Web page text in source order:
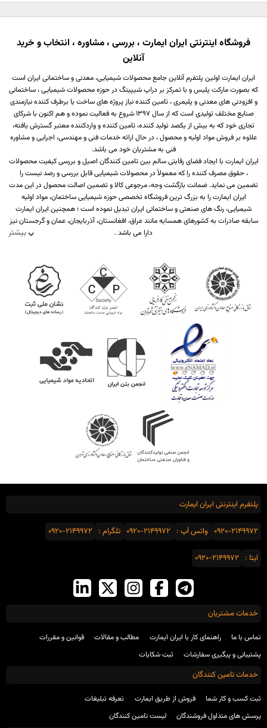
فروشگاه اینترنتی ایران ایمارت ، بررسی ، مشاوره ، انتخاب و خرید
آنلاین
بیشتر
ایران ایمارت اولین پلتفرم آنلاین جامع محصولات شیمیایی، معدنی و ساختمانی ایران است
که بصورت مارکت پلیس و با تمرکز بر دراپ شیپینگ در حوزه محصولات شیمیایی ، ساختمانی
و افزودنی های معدنی و پلیمری ، تامین کننده نیاز پروژه های ساخت یا برطرف کننده نیازمندی
صنایع مختلف تولیدی است که از سال 1397 شروع به فعالیت نموده و هم اکنون با شرکای
تجاری خود که به بیش از یکصد تولید کننده، تامین کننده و واردکننده معتبر گسترش یافته،
علاوه بر فروش مواد اولیه و محصول ، در حال ارائه خدمات فنی و مهندسی، اجرایی و مشاوره
فنی به مشتریان خود می باشد.
ایران ایمارت با ایجاد فضای رقابتی سالم بین تامین کنندگان اصیل و بررسی کیفیت محصولات
، حقوق مصرف کننده را که معمولاً در محصولات شیمیایی قابل بررسی و رصد نیست را
تضمین می نماید. ضمانت بازگشت وجه، مرجوعی کالا و تضمین اصالت محصول در این مدت
ایران ایمارت را به بزرگ ترین فروشگاه تخصصی حوزه شیمیایی ساختمان، مواد اولیه
شیمیایی، رنگ های صنعتی و ساختمانی ایران تبدیل نموده است ؛ همچنین ایران ایمارت
سابقه صادرات به کشورهای همسایه مانند عراق، افغانستان، آذربایجان، عمان و گرجستان نیز
دارا می باشد .
پلتفرم اینترنتی ایران ایمارت
0920-2149972 واتس اَپ : 0920-2149972 تلگرام : 0920-2149972
ایتا : 0920-2149972
خدمات مشتریان
تماس با ما راهنمای کار با ایران ایمارت مطالب و مقالات
قوانین و مقررات
پشتیبانی و پیگیری سفارشات
ثبت شکایات
خدمات تامین کنندگان
ثبت کسب و کار شما فروش از طریق ایمارت
تعرفه تبلیغات
پرسش های متداول فروشندگان
لیست تامین کنندگان